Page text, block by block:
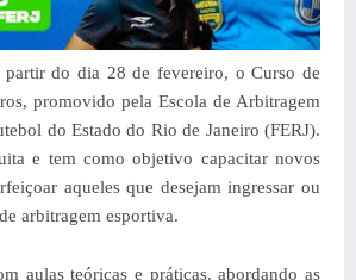
do dia 28 de fevereiro, o Curso de
promovido pela Escola de Arbitragem
do Estado do Rio de Janeiro (FERJ).
e tem como objetivo capacitar novos
aqueles que desejam ingressar ou
arbitragem esportiva.
aulas teóricas e práticas, abordando as